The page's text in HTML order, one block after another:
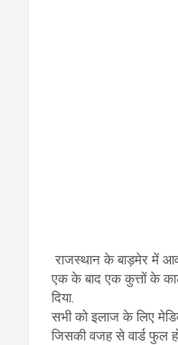
राजस्थान के बाड़मेर में
एक के बाद एक कुत्तों के
दिया.
सभी को इलाज के लिए
जिसकी वजह से वार्ड फुल